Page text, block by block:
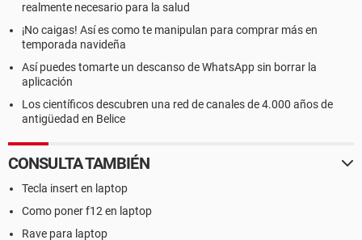
realmente necesario para la salud
¡No caigas! Así es como te manipulan para comprar más en
temporada navideña
Así puedes tomarte un descanso de WhatsApp sin borrar la
aplicación
Los científicos descubren una red de canales de 4.000 años de
antigüedad en Belice
CONSULTA TAMBIÉN
Tecla insert en laptop
Como poner f12 en laptop
Rave para laptop